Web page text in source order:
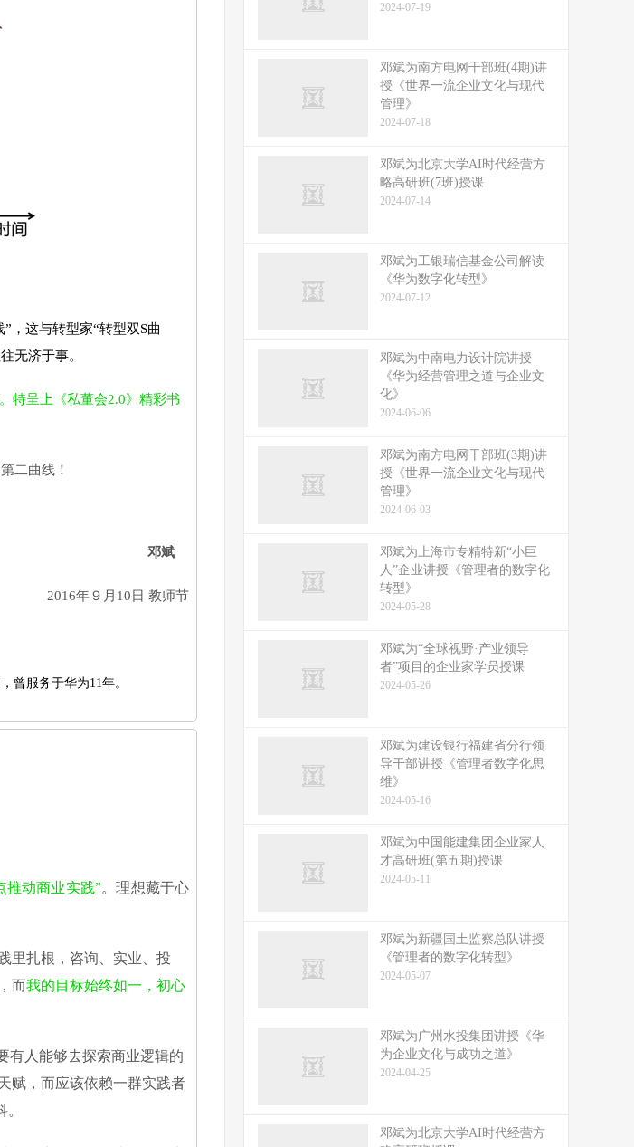
这与转型家“转型双S曲
无济于事。
特呈上《私董会2.0》精彩书
二曲线！
邓斌
2016年９月10日 教师节
曾服务于华为11年。
推动商业实践”。理想藏于心
扎根，咨询、实业、投
而我的目标始终如一，初心
人能够去探索商业逻辑的
赋，而应该依赖一群实践者
2024-07-19
邓斌为南方电网干部班(4期)讲
授《世界一流企业文化与现代
管理》
2024-07-18
邓斌为北京大学AI时代经营方
略高研班(7班)授课
2024-07-14
邓斌为工银瑞信基金公司解读
《华为数字化转型》
2024-07-12
邓斌为中南电力设计院讲授
《华为经营管理之道与企业文
化》
2024-06-06
邓斌为南方电网干部班(3期)讲
授《世界一流企业文化与现代
管理》
2024-06-03
邓斌为上海市专精特新“小巨
人”企业讲授《管理者的数字化
转型》
2024-05-28
邓斌为“全球视野·产业领导
者”项目的企业家学员授课
2024-05-26
邓斌为建设银行福建省分行领
导干部讲授《管理者数字化思
维》
2024-05-16
邓斌为中国能建集团企业家人
才高研班(第五期)授课
2024-05-11
邓斌为新疆国土监察总队讲授
《管理者的数字化转型》
2024-05-07
邓斌为广州水投集团讲授《华
为企业文化与成功之道》
2024-04-25
邓斌为北京大学AI时代经营方